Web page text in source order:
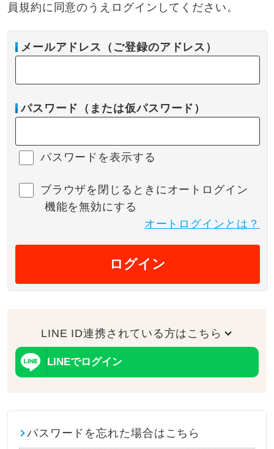
員規約に同意のうえログインしてください。
メールアドレス（ご登録のアドレス）
パスワード（または仮パスワード）
パスワードを表示する
ブラウザを閉じるときにオートログイン
機能を無効にする
オートログインとは？
ログイン
LINE ID連携されている方はこちら
LINEでログイン
パスワードを忘れた場合はこちら